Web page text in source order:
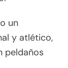
mejorar.
resolución
a